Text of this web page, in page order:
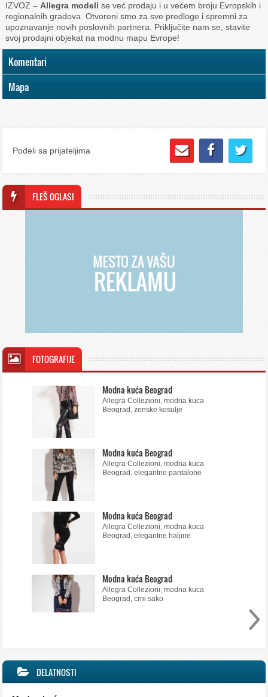
IZVOZ –Allegra modeli se već prodaju i u većem broju Evropskih i
regionalnih gradova. Otvoreni smo za sve predloge i spremni za
upoznavanje novih poslovnih partnera. Priključite nam se, stavite
svoj prodajni objekat na modnu mapu Evrope!
Komentari
Mapa
Podeli sa prijateljima
FLEŠ OGLASI
FOTOGRAFIJE
Modna kuća Beograd
Allegra Collezioni, modna kuca
Beograd, zenske kosulje
Modna kuća Beograd
Allegra Collezioni, modna kuca
Beograd, elegantne pantalone
Modna kuća Beograd
Allegra Collezioni, modna kuca
Beograd, elegantne haljine
Modna kuća Beograd
Allegra Collezioni, modna kuca
Beograd, crni sako
DELATNOSTI